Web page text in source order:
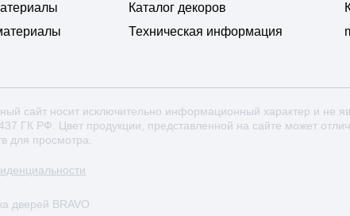
Каталог декоров
Техническая информация
сайт носит исключительно информационный характер и не
ГК РФ. Цвет продукции, представленной на сайте может
для просмотра.
дверей BRAVO